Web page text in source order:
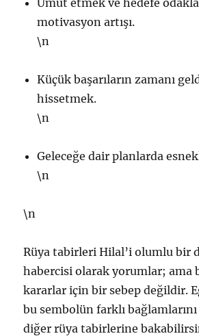
motivasyon artışı.
\n
Küçük başarıların zamanı
hissetmek.
\n
Geleceğe dair planlarda
\n
\n
Rüya tabirleri Hilal’i olumlu bir
habercisi olarak yorumlar; ama
kararlar için bir sebep değildir.
bu sembolün farklı
diğer rüya tabirlerine